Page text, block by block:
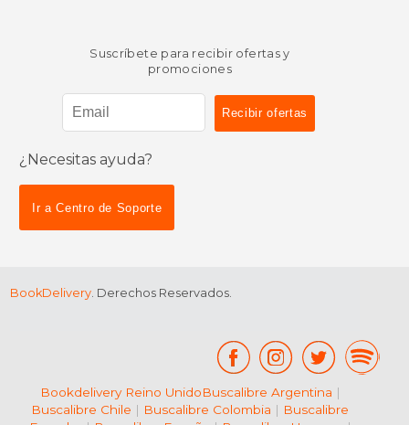
Suscríbete para recibir ofertas y
promociones
¿Necesitas ayuda?
Ir a Centro de Soporte
BookDelivery. Derechos Reservados.
Bookdelivery Reino UnidoBuscalibre Argentina |
Buscalibre Chile | Buscalibre Colombia | Buscalibre